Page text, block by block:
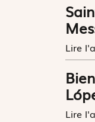
Lire
Lire